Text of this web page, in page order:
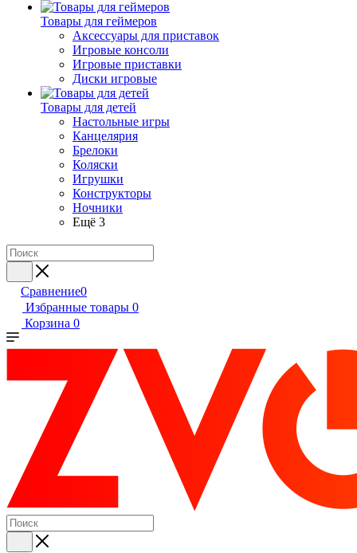
Товары для геймеров
Аксессуары для приставок
Игровые консоли
Игровые приставки
Диски игровые
Товары для детей
Настольные игры
Канцелярия
Брелоки
Коляски
Игрушки
Конструкторы
Ночники
Ещё 3
Сравнение0
Избранные товары 0
Корзина 0